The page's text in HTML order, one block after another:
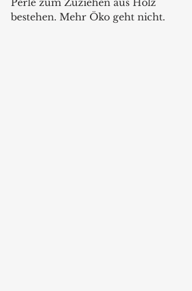
Perle zum Zuziehen aus Holz
bestehen. Mehr Öko geht nicht.